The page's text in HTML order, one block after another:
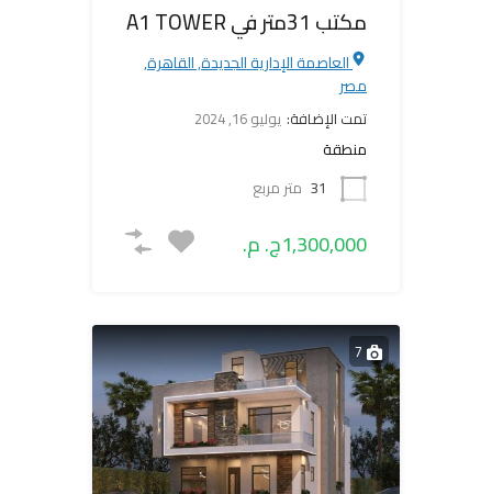
مكتب 31متر في A1 TOWER
العاصمة الإدارية الجديدة, القاهرة,
مصر
تمت الإضافة: يوليو 16, 2024
منطقة
31 متر مربع
1,300,000ج. م.
7